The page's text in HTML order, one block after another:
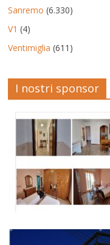
Sanremo (6.330)
V1 (4)
Ventimiglia (611)
I nostri sponsor